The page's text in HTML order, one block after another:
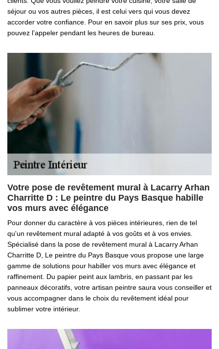
séjour ou vos autres pièces, il est celui vers qui vous devez
accorder votre confiance. Pour en savoir plus sur ses prix, vous
pouvez l’appeler pendant les heures de bureau.
Votre pose de revêtement mural à Lacarry Arhan
Charritte D : Le peintre du Pays Basque habille
vos murs avec élégance
Pour donner du caractère à vos pièces intérieures, rien de tel
qu'un revêtement mural adapté à vos goûts et à vos envies.
Spécialisé dans la pose de revêtement mural à Lacarry Arhan
Charritte D, Le peintre du Pays Basque vous propose une large
gamme de solutions pour habiller vos murs avec élégance et
raffinement. Du papier peint aux lambris, en passant par les
panneaux décoratifs, votre artisan peintre saura vous conseiller et
vous accompagner dans le choix du revêtement idéal pour
sublimer votre intérieur.